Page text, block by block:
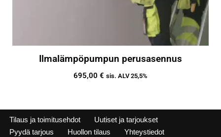
Ilmalämpöpumpun perusasennus
695,00 € sis. ALV 25,5%
Tilaus ja toimitusehdot
Uutiset ja tarjoukset
Pyydä tarjous
Huollon tilaus Yhteystiedot